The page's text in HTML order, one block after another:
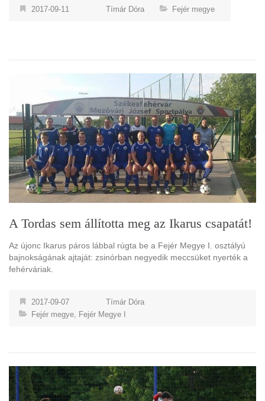
2017-09-11 Tímár Dóra Fejér megye
A Tordas sem állította meg az Ikarus csapatát!
Az újonc Ikarus páros lábbal rúgta be a Fejér Megye I. osztályú
bajnokságának ajtaját: zsinórban negyedik meccsüket nyerték a
fehérváriak.
2017-09-07
Tímár Dóra
Fejér megye Fejér Megye I